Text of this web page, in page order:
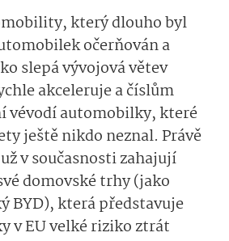
který dlouho byl
očerňován a
slepá vývojová větev
akceleruje a číslům
vévodí automobilky, které
ještě nikdo neznal. Právě
v současnosti zahajují
domovské trhy (jako
BYD), která představuje
v EU velké riziko ztrát